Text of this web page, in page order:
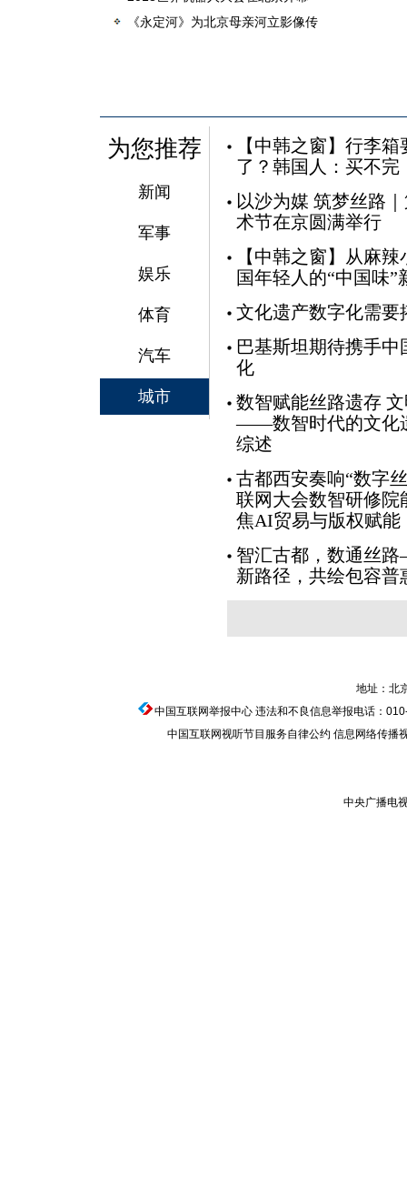
《永定河》为北京母亲河立影像传
为您推荐
新闻
军事
娱乐
体育
汽车
城市
【中韩之窗】行李
了？韩国人：买不完
以沙为媒 筑梦丝路
术节在京圆满举行
【中韩之窗】从麻
国年轻人的“中国味”
文化遗产数字化需要
巴基斯坦期待携手
化
数智赋能丝路遗存
——数智时代的文化
综述
古都西安奏响“数字
联网大会数智研修院
焦AI贸易与版权赋能
智汇古都，数通丝
新路径，共绘包容普
地址：北
中国互联网举报中心违法和不良信息举报电话：
中国互联网视听节目服务自律公约 信息网络传
中央广播电